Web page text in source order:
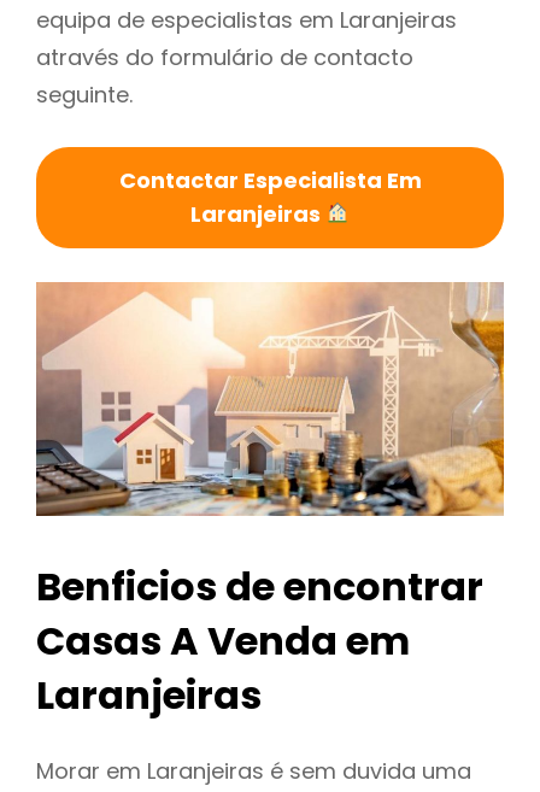
equipa de especialistas em Laranjeiras
através do formulário de contacto
seguinte.
Contactar Especialista Em
Laranjeiras
Benficios de encontrar
Casas A Venda em
Laranjeiras
Morar em Laranjeiras é sem duvida uma